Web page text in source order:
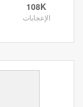
108K
الإعجابات